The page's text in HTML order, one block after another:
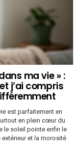
ma vie » :
j’ai compris
est parfaitement en
en plein cœur du
le soleil pointe enfin le
et la morosité